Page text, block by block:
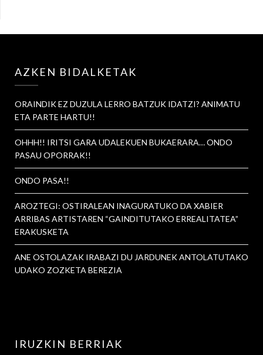
AZKEN BIDALKETAK
ORAINDIK EZ DUZULA LERRO BATZUK IDATZI? ANIMATU
ETA PARTE HARTU!!
OHHH!! IRITSI GARA UDALEKUEN BUKAERARA… ONDO
PASAU OPORRAK!!
ONDO PASA!!
AROZTEGI: OSTIRALEAN INAGURATUKO DA XABIER
ARRIBAS ARTISTAREN “GAINDITUTAKO ERREALITATEA”
ERAKUSKETA
ANE OSTOLAZAK IRABAZI DU JARDUNEK ANTOLATUTAKO
UDAKO ZOZKETA BEREZIA
IRUZKIN BERRIAK